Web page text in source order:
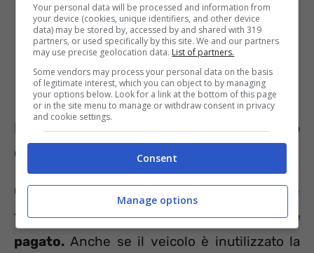
E le notizie sbagliare non finiscono
qui
Continuiamo con la falsa idea che se l’auto è
ferma in garage il bollonon deve essere
pagato. Anche se il veicolo è inutilizzato la
Your personal data will be processed and information from
your device (cookies, unique identifiers, and other device
data) may be stored by, accessed by and shared with 319
partners, or used specifically by this site. We and our partners
may use precise geolocation data. List of partners.
Some vendors may process your personal data on the basis
of legitimate interest, which you can object to by managing
your options below. Look for a link at the bottom of this page
or in the site menu to manage or withdraw consent in privacy
and cookie settings.
Consent
Manage options